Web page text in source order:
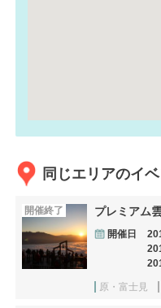
同じエリアのイ
開催終了 プレミアム
開催日
原・富士見